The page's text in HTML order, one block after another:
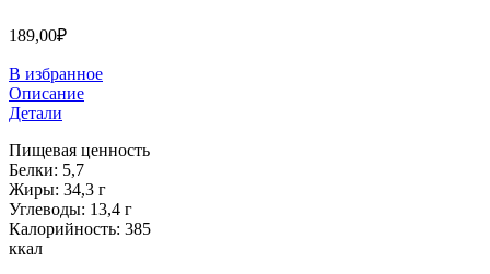
189,00₽
В избранное
Описание
Детали
Пищевая ценность
Белки: 5,7
Жиры: 34,3 г
Углеводы: 13,4 г
Калорийность: 385
ккал